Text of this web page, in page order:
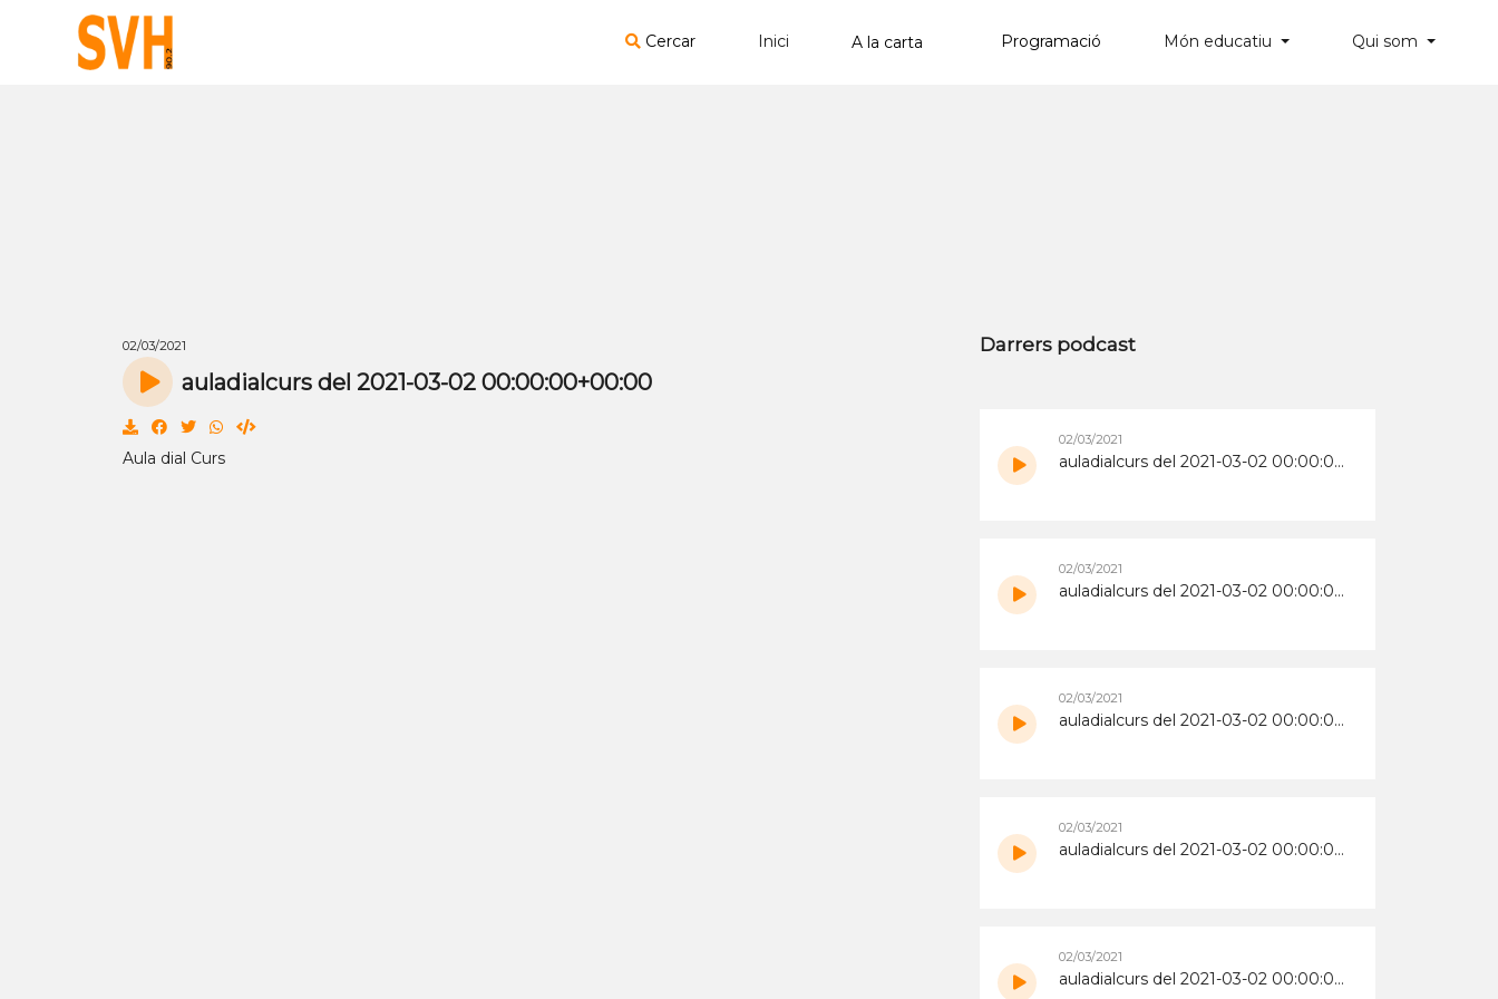
Cercar Inici Programació Món educatiu Qui som
02/03/2021
auladialcurs del 2021-03-02 00:00:00+00:00
Aula dial Curs
Darrers podcast
02/03/2021
auladialcurs del 2021-03-02 00:00:00+00:00
02/03/2021
auladialcurs del 2021-03-02 00:00:00+00:00
02/03/2021
auladialcurs del 2021-03-02 00:00:00+00:00
02/03/2021
auladialcurs del 2021-03-02 00:00:00+00:00
02/03/2021
auladialcurs del 2021-03-02 00:00:00+00:00